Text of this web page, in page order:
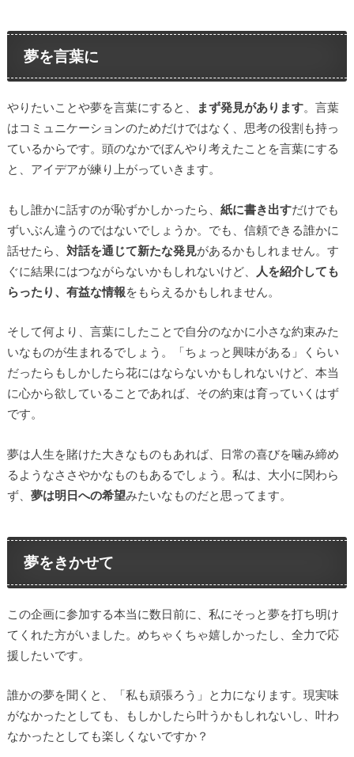
夢を言葉に
やりたいことや夢を言葉にすると、 まず発見があります。言葉
はコミュニケーションのためだけではなく、思考の役割も持っ
ているからです。頭のなかでぼんやり考えたことを言葉にする
と、アイデアが練り上がっていきます。
もし誰かに話すのが恥ずかしかったら、 紙に書き出すだけでも
ずいぶん違うのではないでしょうか。でも、信頼できる誰かに
話せたら、 対話を通じて新たな発見があるかもしれません。す
ぐに結果にはつながらないかもしれないけど、
人を紹介しても
らったり、有益な情報をもらえるかもしれません。
そして何より、言葉にしたことで自分のなかに小さな約束みた
いなものが生まれるでしょう。「ちょっと興味がある」くらい
だったらもしかしたら花にはならないかもしれないけど、本当
に心から欲していることであれば、その約束は育っていくはず
です。
夢は人生を賭けた大きなものもあれば、日常の喜びを噛み締め
るようなささやかなものもあるでしょう。私は、大小に関わら
ず、 夢は明日への希望みたいなものだと思ってます。
夢をきかせて
この企画に参加する本当に数日前に、私にそっと夢を打ち明け
てくれた方がいました。めちゃくちゃ嬉しかったし、全力で応
援したいです。
誰かの夢を聞くと、「私も頑張ろう」と力になります。現実味
がなかったとしても、もしかしたら叶うかもしれないし、叶わ
なかったとしても楽しくないですか？